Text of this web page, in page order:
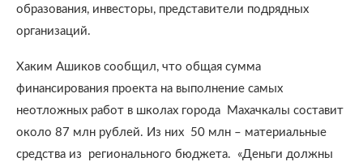
образования, инвесторы, представители подрядных
организаций.
Хаким Ашиков сообщил, что общая сумма
финансирования проекта на выполнение самых
неотложных работ в школах города Махачкалы составит
около 87 млн рублей. Из них 50 млн – материальные
средства из регионального бюджета. «Деньги должны